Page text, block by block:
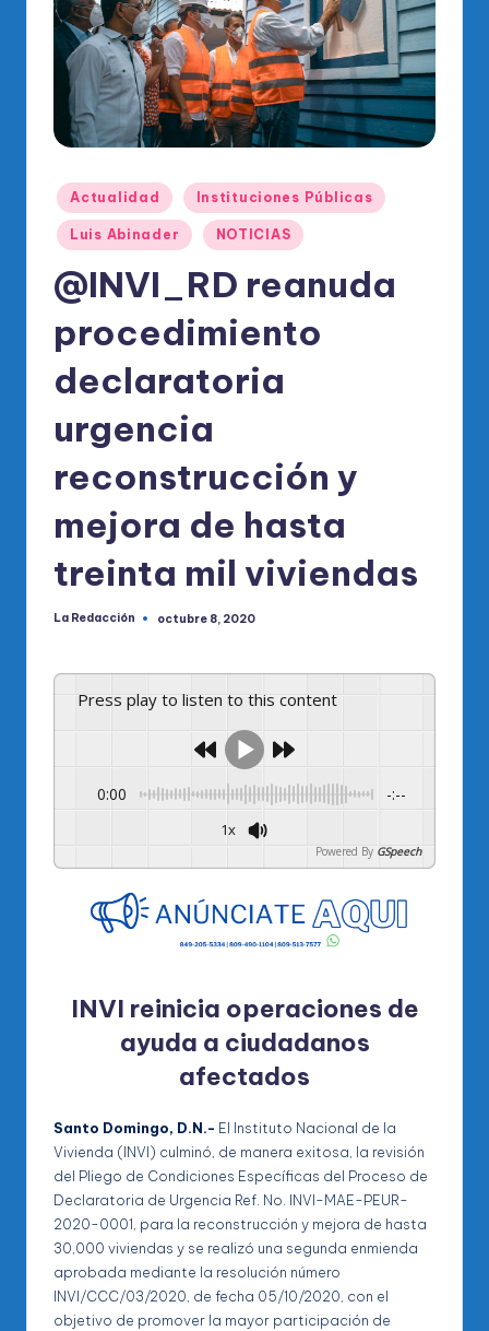
di
O
ci
al
el
R
M
Publicado
en
Actualidad Instituciones Públicas
Luis Abinader NOTICIAS
@INVI_RD reanuda
procedimiento
declaratoria
urgencia
reconstrucción y
mejora de hasta
treinta mil viviendas
Publicado
La Redacción octubre 8, 2020
Press play to listen to this content
0:00 -:--
1x
Powered By GSpeech
INVI reinicia operaciones de
ayuda a ciudadanos
afectados
Santo Domingo, D.N.- El Instituto Nacional de la
Vivienda (INVI) culminó, de manera exitosa, la revisión
del Pliego de Condiciones Específicas del Proceso de
Declaratoria de Urgencia Ref. No. INVI-MAE-PEUR-
2020-0001, para la reconstrucción y mejora de hasta
30,000 viviendas y se realizó una segunda enmienda
aprobada mediante la resolución número
INVI/CCC/03/2020, de fecha 05/10/2020, con el
objetivo de promover la mayor participación de